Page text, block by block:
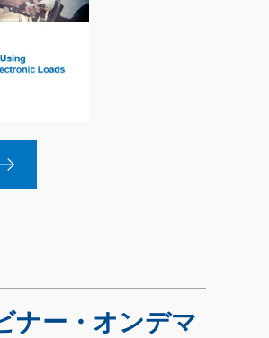
ナー・オンデマ